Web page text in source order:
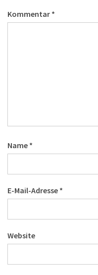
Kommentar *
Name *
E-Mail-Adresse *
Website